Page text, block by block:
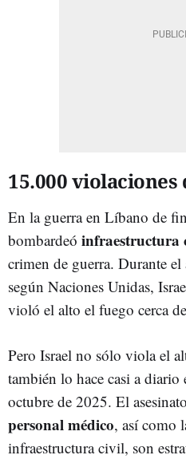
15.000
En la guerra en Líbano de
bombardeó infraestructura
crimen de guerra. Durante
según Naciones Unidas,
violó el alto el fuego cerca de
Pero Israel no sólo viola el
también lo hace casi a diario
octubre de 2025. El
personal médico, así como
infraestructura civil, son